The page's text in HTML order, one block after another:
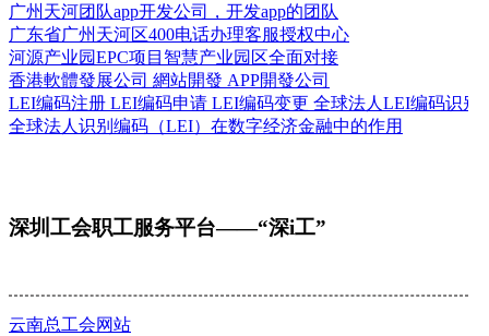
广州天河团队app开发公司，开发app的团队
广东省广州天河区400电话办理客服授权中心
河源产业园EPC项目智慧产业园区全面对接
香港軟體發展公司 網站開發 APP開發公司
LEI编码注册 LEI编码申请 LEI编码变更 全球法人LEI编码识别
全球法人识别编码（LEI）在数字经济金融中的作用
深圳工会职工服务平台——“深i工”
云南总工会网站